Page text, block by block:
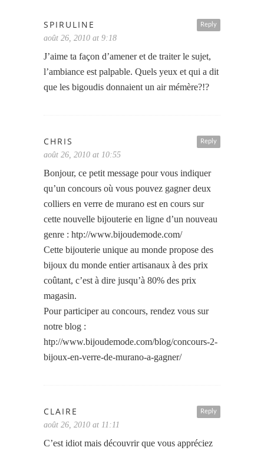
Reply
SPIRULINE
août 26, 2010 at 9:18
J’aime ta façon d’amener et de traiter le sujet,
l’ambiance est palpable. Quels yeux et qui a dit
que les bigoudis donnaient un air mémère?!?
Reply
CHRIS
août 26, 2010 at 10:55
Bonjour, ce petit message pour vous indiquer
qu’un concours où vous pouvez gagner deux
colliers en verre de murano est en cours sur
cette nouvelle bijouterie en ligne d’un nouveau
genre : htp://www.bijoudemode.com/
Cette bijouterie unique au monde propose des
bijoux du monde entier artisanaux à des prix
coûtant, c’est à dire jusqu’à 80% des prix
magasin.
Pour participer au concours, rendez vous sur
notre blog :
htp://www.bijoudemode.com/blog/concours-2-
bijoux-en-verre-de-murano-a-gagner/
Reply
CLAIRE
août 26, 2010 at 11:11
C’est idiot mais découvrir que vous appréciez